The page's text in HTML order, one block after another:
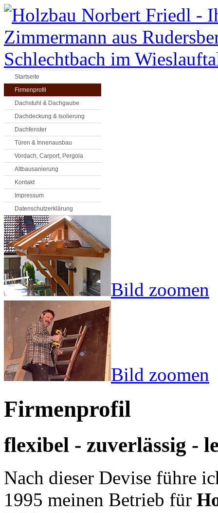
Startseite
Firmenprofil
Dachstuhl & Dachgaube
Dachdeckung & Isolierung
Dachfenster
Türen & Innenausbau
Vordach, Carport, Pergola
Altbausanierung
Kontakt
Impressum
Datenschutzerklärung
Bild zoomen
Bild zoomen
Firmenprofil
flexibel - zuverlässig -
Nach dieser Devise führe
1995 meinen Betrieb für